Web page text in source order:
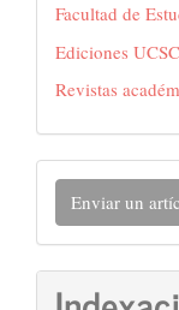
Facultad de
Ediciones UCSC
Revistas
Enviar
un
artículo
Enviar un